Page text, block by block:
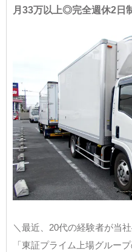
月33万以上◎完全週休2日
＼最近、20代の経験者が当
「東証プライム上場グルー